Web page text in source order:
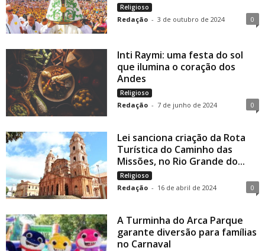
Religioso
Redação - 3 de outubro de 2024 0
Inti Raymi: uma festa do sol
que ilumina o coração dos
Andes
Religioso
Redação - 7 de junho de 2024 0
Lei sanciona criação da Rota
Turística do Caminho das
Missões, no Rio Grande do...
Religioso
Redação - 16 de abril de 2024 0
A Turminha do Arca Parque
garante diversão para famílias
no Carnaval